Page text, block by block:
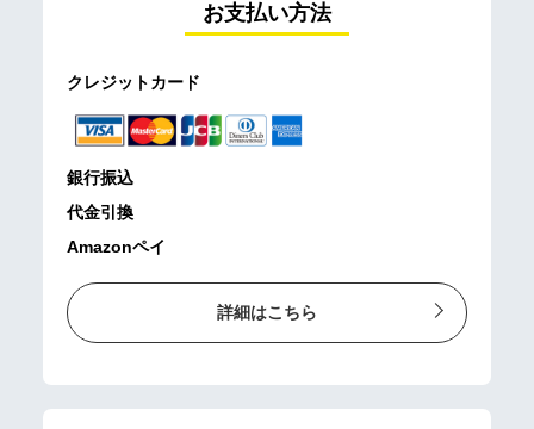
お支払い方法
クレジットカード
銀行振込
代金引換
Amazonペイ
詳細はこちら